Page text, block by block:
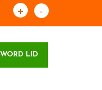
+ -
WORD LID